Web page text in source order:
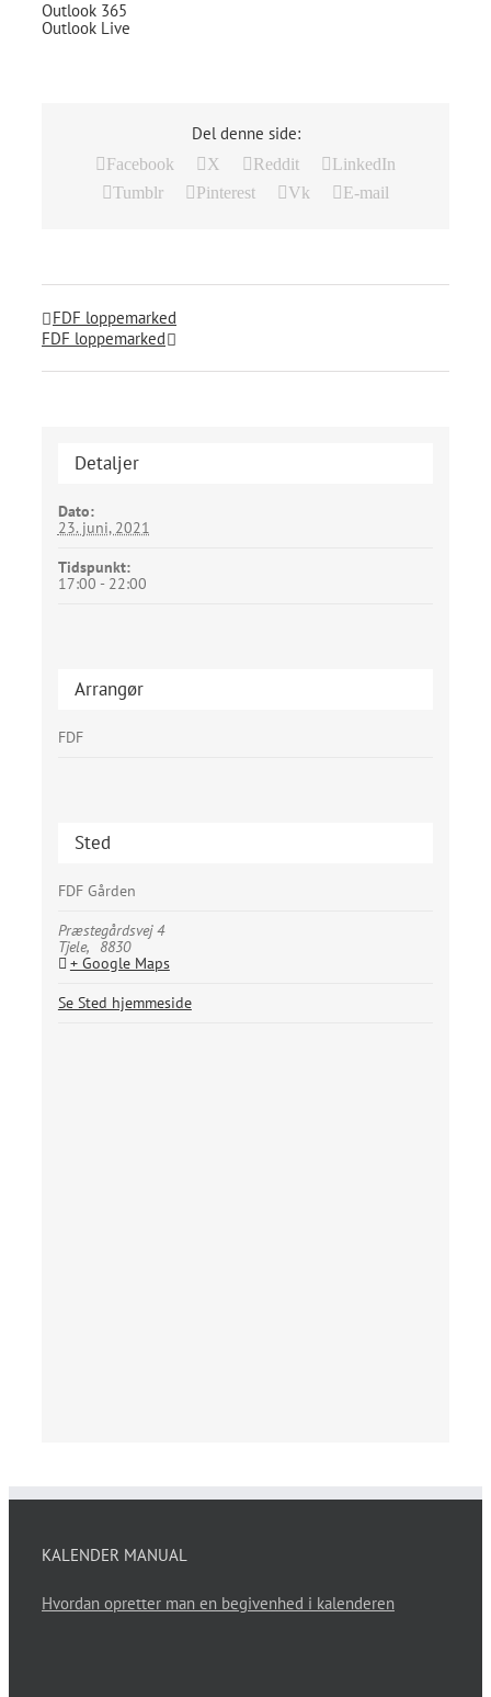
Outlook 365
Outlook Live
Del denne side:
Facebook X Reddit
LinkedIn
Tumblr
Pinterest Vk E-mail
FDF loppemarked
FDF loppemarked
Detaljer
Dato:
23. juni, 2021
Tidspunkt:
17:00 - 22:00
Arrangør
FDF
Sted
FDF Gården
Præstegårdsvej 4
Tjele,
8830
+ Google Maps
Se Sted hjemmeside
KALENDER MANUAL
Hvordan opretter man en begivenhed i kalenderen